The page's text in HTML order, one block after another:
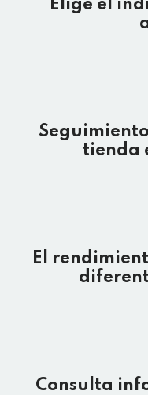
Elige el
tienda
El
Consulta